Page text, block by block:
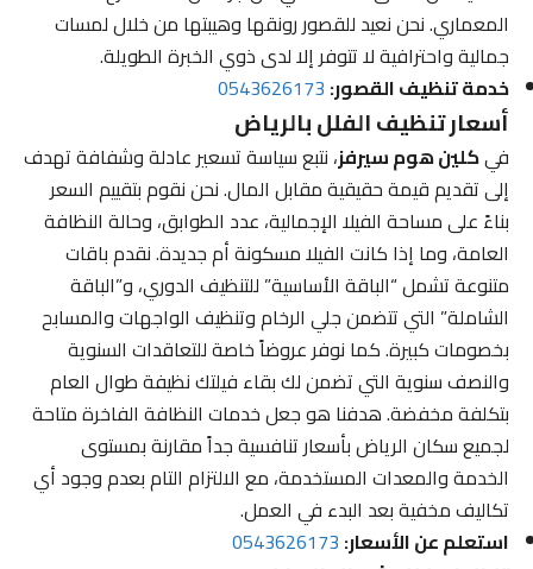
المعماري. نحن نعيد للقصور رونقها وهيبتها من خلال لمسات
جمالية واحترافية لا تتوفر إلا لدى ذوي الخبرة الطويلة.
خدمة تنظيف القصور:0543626173
أسعار تنظيف الفلل بالرياض
فيكلين هوم سيرفز، نتبع سياسة تسعير عادلة وشفافة تهدف
إلى تقديم قيمة حقيقية مقابل المال. نحن نقوم بتقييم السعر
بناءً على مساحة الفيلا الإجمالية، عدد الطوابق، وحالة النظافة
العامة، وما إذا كانت الفيلا مسكونة أم جديدة. نقدم باقات
متنوعة تشمل “الباقة الأساسية” للتنظيف الدوري، و”الباقة
الشاملة” التي تتضمن جلي الرخام وتنظيف الواجهات والمسابح
بخصومات كبيرة. كما نوفر عروضاً خاصة للتعاقدات السنوية
والنصف سنوية التي تضمن لك بقاء فيلتك نظيفة طوال العام
بتكلفة مخفضة. هدفنا هو جعل خدمات النظافة الفاخرة متاحة
لجميع سكان الرياض بأسعار تنافسية جداً مقارنة بمستوى
الخدمة والمعدات المستخدمة، مع الالتزام التام بعدم وجود أي
تكاليف مخفية بعد البدء في العمل.
استعلم عن الأسعار:0543626173